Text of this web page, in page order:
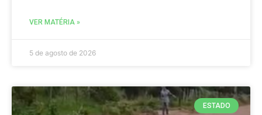
VER MATÉRIA »
5 de agosto de 2026
ESTADO